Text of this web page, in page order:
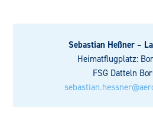
Sebastian Heßner –
Heimatflugplatz:
FSG Datteln